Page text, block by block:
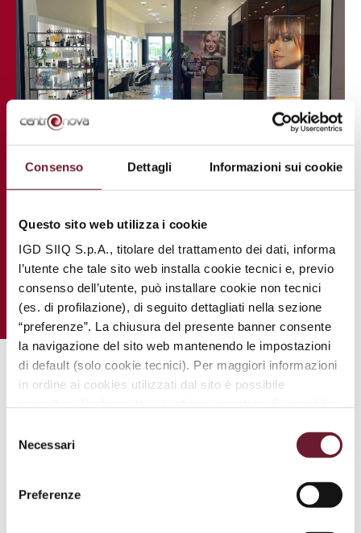
Consenso Dettagli Informazioni sui cookie
Questo sito web utilizza i cookie
IGD SIIQ S.p.A., titolare del trattamento dei dati, informa
l’utente che tale sito web installa cookie tecnici e, previo
consenso dell’utente, può installare cookie non tecnici
(es. di profilazione), di seguito dettagliati nella sezione
“preferenze”. La chiusura del presente banner consente
la navigazione del sito web mantenendo le impostazioni
di default (solo cookie tecnici). Per maggiori informazioni
in ordine ai cookies utilizzati dal sito è possibile
mediante il link “
delNecessari
Preferenze